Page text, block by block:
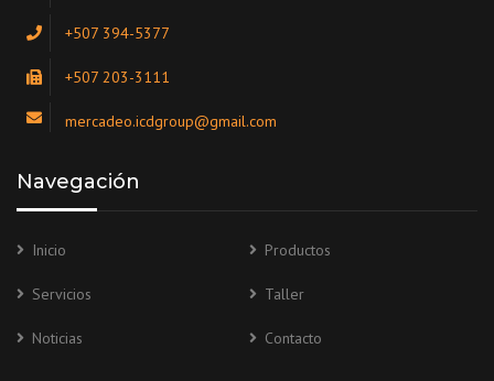
+507 394-5377
+507 203-3111
mercadeo.icdgroup@gmail.com
Navegación
Inicio Productos
Servicios Taller
Noticias Contacto